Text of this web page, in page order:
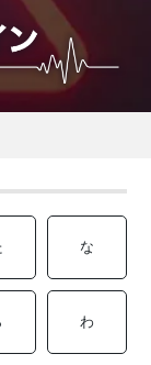
【
当に
げる
済
み
用
語
コラ
な
わ